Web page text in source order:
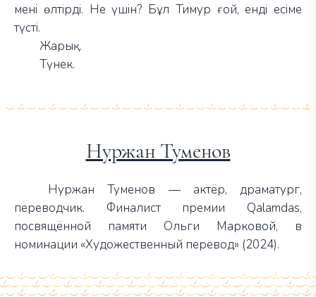
мені өлтірді. Не үшін? Бұл Тимур ғой, енді есіме
түсті.
Жарық.
Түнек.
Нуржан Туменов
Нуржан Туменов — актёр, драматург,
переводчик. Финалист премии Qalamdas,
посвящённой памяти Ольги Марковой, в
номинации «Художественный перевод» (2024).